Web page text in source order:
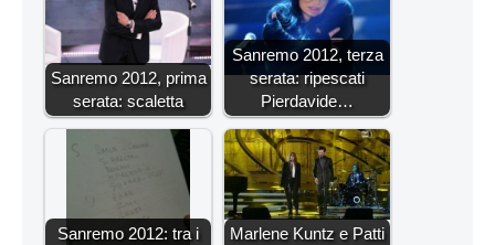
Sanremo 2012, prima
serata: scaletta
Sanremo 2012, terza
serata: ripescati
Pierdavide…
Sanremo 2012: tra i
Marlene Kuntz e Patti